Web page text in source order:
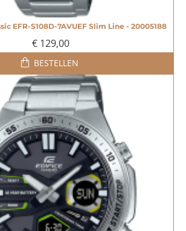
EFR-S108D-7AVUEF Slim Line - 20005188
€ 129,00
BESTELLEN